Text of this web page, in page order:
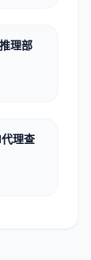
理部
理查